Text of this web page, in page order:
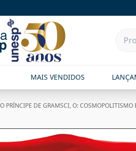
MAIS VENDIDOS
PRÍNCIPE DE GRAMSCI, O: